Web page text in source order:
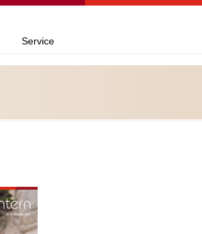
Service